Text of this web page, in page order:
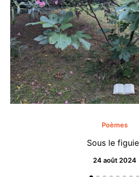
Poèmes
Sous le
24 août 2024